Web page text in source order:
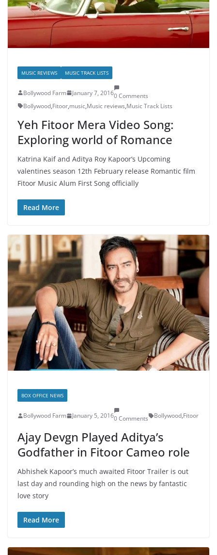
MUSIC REVIEWS MUSIC TRACK LISTS
Bollywood Farm January 7, 20160 Comments
Bollywood,Fitoor,music,Music reviews,Music Track Lists
Yeh Fitoor Mera Video Song:
Exploring world of Romance
Katrina Kaif and Aditya Roy Kapoor’s Upcoming
valentines season 12th February release Romantic film
Fitoor Music Alum First Song officially
Read More
BOX OFFICE NEWS
Bollywood Farm January 5, 20160 Comments Bollywood,Fitoor
Ajay Devgn Played Aditya’s
Godfather in Fitoor Cameo role
Abhishek Kapoor’s much awaited Fitoor Trailer is out
last day and rounding high on the news by fantastic
love story
Read More